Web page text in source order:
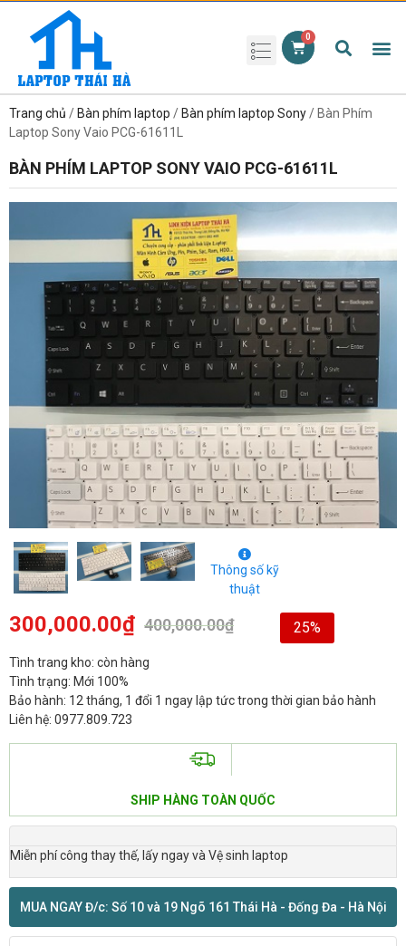
Trang chủ / Bàn phím laptop / Bàn phím laptop Sony/ Bàn Phím
Laptop Sony Vaio PCG-61611L
BÀN PHÍM LAPTOP SONY VAIO PCG-61611L
Thông số kỹ
thuật
400,000.00₫
300,000.00₫ 25%
Tình trang kho: còn hàng
Tình trạng: Mới 100%
Bảo hành: 12 tháng, 1 đổi 1 ngay lập tức trong thời gian bảo hành
Liên hệ: 0977.809.723
SHIP HÀNG TOÀN QUỐC
Miễn phí công thay thế, lấy ngay và Vệ sinh laptop
MUA NGAY Đ/c: Số 10 và 19 Ngõ 161 Thái Hà - Đống Đa - Hà Nội